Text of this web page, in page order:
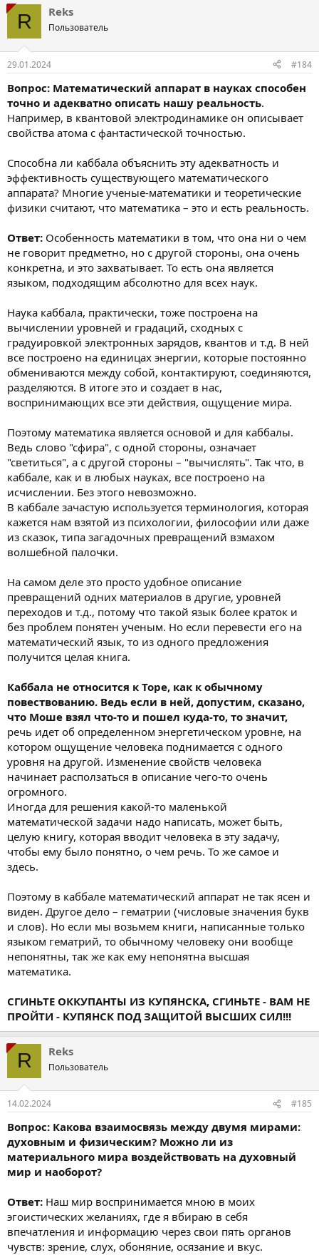
R Reks
Пользователь
29.01.2024 #184
Вопрос: Математический аппарат в науках способен
точно и адекватно описать нашу реальность.
Например, в квантовой электродинамике он описывает
свойства атома с фантастической точностью.
Способна ли каббала объяснить эту адекватность и
эффективность существующего математического
аппарата? Многие ученые-математики и теоретические
физики считают, что математика – это и есть реальность.
Ответ: Особенность математики в том, что она ни о чем
не говорит предметно, но с другой стороны, она очень
конкретна, и это захватывает. То есть она является
языком, подходящим абсолютно для всех наук.
Наука каббала, практически, тоже построена на
вычислении уровней и градаций, сходных с
градуировкой электронных зарядов, квантов и т.д. В ней
все построено на единицах энергии, которые постоянно
обмениваются между собой, контактируют, соединяются,
разделяются. В итоге это и создает в нас,
воспринимающих все эти действия, ощущение мира.
Поэтому математика является основой и для каббалы.
Ведь слово "сфира", с одной стороны, означает
"светиться", а с другой стороны – "вычислять". Так что, в
каббале, как и в любых науках, все построено на
исчислении. Без этого невозможно.
В каббале зачастую используется терминология, которая
кажется нам взятой из психологии, философии или даже
из сказок, типа загадочных превращений взмахом
волшебной палочки.
На самом деле это просто удобное описание
превращений одних материалов в другие, уровней
переходов и т.д., потому что такой язык более краток и
без проблем понятен ученым. Но если перевести его на
математический язык, то из одного предложения
получится целая книга.
Каббала не относится к Торе, как к обычному
повествованию. Ведь если в ней, допустим, сказано,
что Моше взял что-то и пошел куда-то, то значит,
речь идет об определенном энергетическом уровне, на
котором ощущение человека поднимается с одного
уровня на другой. Изменение свойств человека
начинает расползаться в описание чего-то очень
огромного.
Иногда для решения какой-то маленькой
математической задачи надо написать, может быть,
целую книгу, которая вводит человека в эту задачу,
чтобы ему было понятно, о чем речь. То же самое и
здесь.
Поэтому в каббале математический аппарат не так ясен и
виден. Другое дело – гематрии (числовые значения букв
и слов). Но если мы возьмем книги, написанные только
языком гематрий, то обычному человеку они вообще
непонятны, так же как ему непонятна высшая
математика.
СГИНЬТЕ ОККУПАНТЫ ИЗ КУПЯНСКА, СГИНЬТЕ - ВАМ НЕ
ПРОЙТИ - КУПЯНСК ПОД ЗАЩИТОЙ ВЫСШИХ СИЛ!!!
R Reks
Пользователь
14.02.2024 #185
Вопрос: Какова взаимосвязь между двумя мирами:
духовным и физическим? Можно ли из
материального мира воздействовать на духовный
мир и наоборот?
Ответ: Наш мир воспринимается мною в моих
эгоистических желаниях, где я вбираю в себя
впечатления и информацию через свои пять органов
чувств: зрение, слух, обоняние, осязание и вкус.